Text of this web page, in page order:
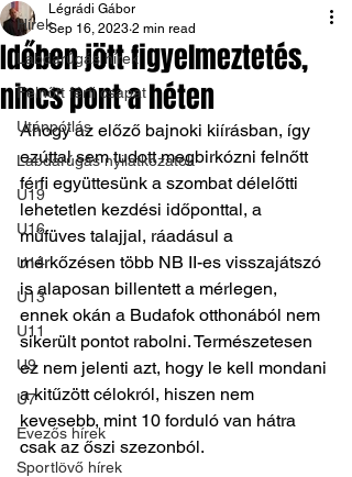
Hírek
Labdarúgás hírek
Felnőtt férfi csapat
Utánpótlás
Labdarúgás nyilatkozatok
U19
U16
U14
U13
U11
U9
U7
Evezős hírek
Sportlövő hírek
Időben jött figyelmeztetés,
nincs pont a héten
Légrádi Gábor
Sep 16, 2023 2 min read
Ahogy az előző bajnoki kiírásban, így
ezúttal sem tudott megbirkózni felnőtt
férfi együttesünk a szombat délelőtti
lehetetlen kezdési időponttal, a
műfüves talajjal, ráadásul a
mérkőzésen több NB II-es visszajátszó
is alaposan billentett a mérlegen,
ennek okán a Budafok otthonából nem
sikerült pontot rabolni. Természetesen
ez nem jelenti azt, hogy le kell mondani
a kitűzött célokról, hiszen nem
kevesebb, mint 10 forduló van hátra
csak az őszi szezonból.